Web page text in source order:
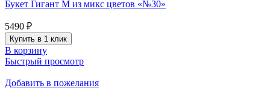
Букет Гигант M из микс цветов «№30»
5490 ₽
Купить в 1 клик
В корзину
Быстрый просмотр
Добавить в пожелания